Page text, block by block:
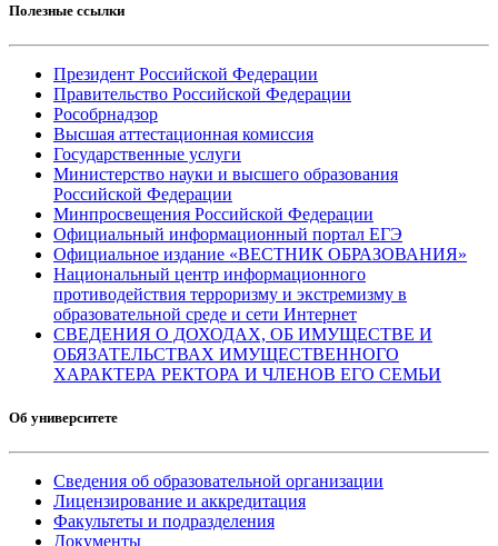
Полезные ссылки
Президент Российской Федерации
Правительство Российской Федерации
Рособрнадзор
Высшая аттестационная комиссия
Государственные услуги
Министерство науки и высшего образования
Российской Федерации
Минпросвещения Российской Федерации
Официальный информационный портал ЕГЭ
Официальное издание «ВЕСТНИК ОБРАЗОВАНИЯ»
Национальный центр информационного
противодействия терроризму и экстремизму в
образовательной среде и сети Интернет
СВЕДЕНИЯ О ДОХОДАХ, ОБ ИМУЩЕСТВЕ И
ОБЯЗАТЕЛЬСТВАХ ИМУЩЕСТВЕННОГО
ХАРАКТЕРА РЕКТОРА И ЧЛЕНОВ ЕГО СЕМЬИ
Об университете
Сведения об образовательной организации
Лицензирование и аккредитация
Факультеты и подразделения
Документы